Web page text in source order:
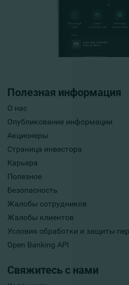
Полезная информация
О нас
Опубликование информации
Акционеры
Страница инвестора
Карьера
Полезное
Безопасность
Жалобы сотрудников
Жалобы клиентов
Условия обработки и защиты
Open Banking API
Свяжитесь с нами